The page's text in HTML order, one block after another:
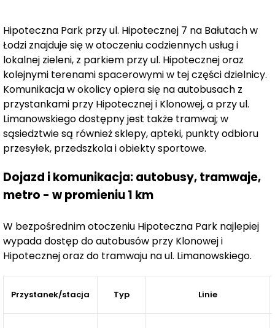
zaprojektowano z myślą o wygodzie i funkcjonalności,
oferując różne układy, od kawalerek po przestronne
lokale 4-pokojowe. Wszystkie mieszkania będą miały
dostęp do loggii, balkonów lub tarasów, które staną się
idealnym miejscem do odpoczynku.
Lokale na parterze zyskają dodatkowy atut – prywatne
ogródki, zachęcające do spędzania czasu na świeżym
powietrzu.
Inwestycja nie ogranicza się jedynie do mieszkań – na
które ułatwią mieszkańcom codzienne funkcjonowanie,
a dodatkowy budynek o powierzchni 25 m², przekazany
Wspólnocie, nada osiedlu wielofunkcyjny charakter.
Kluczowym elementem projektu będzierewitalizacja
istniejącego parkuprzy ulicach Hipotecznej i Srebrnej.
Hipoteczna Park przy ul. Hipotecznej 7 na Bałutach w
Łodzi znajduje się w otoczeniu codziennych usług i
lokalnej zieleni, z parkiem przy ul. Hipotecznej oraz
kolejnymi terenami spacerowymi w tej części dzielnicy.
Komunikacja w okolicy opiera się na autobusach z
przystankami przy Hipotecznej i Klonowej, a przy ul.
Limanowskiego dostępny jest także tramwaj; w
sąsiedztwie są również sklepy, apteki, punkty odbioru
przesyłek, przedszkola i obiekty sportowe.
Dojazd i komunikacja: autobusy, tramwaje,
metro - w promieniu 1 km
W bezpośrednim otoczeniu Hipoteczna Park najlepiej
wypada dostęp do autobusów przy Klonowej i
Hipotecznej oraz do tramwaju na ul. Limanowskiego.
Przystanek/stacja Typ Linie